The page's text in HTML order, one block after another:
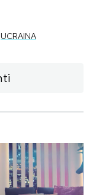
UCRAINA